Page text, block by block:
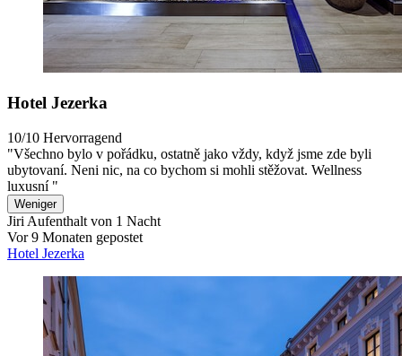
Hotel Jezerka
10/10 Hervorragend
"Všechno bylo v pořádku, ostatně jako vždy, když jsme zde byli
ubytovaní. Neni nic, na co bychom si mohli stěžovat. Wellness
luxusní "
Weniger
Jiri Aufenthalt von 1 Nacht
Vor 9 Monaten gepostet
Hotel Jezerka